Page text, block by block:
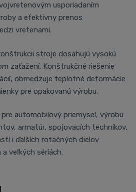
usporiadaním
a efektívny prenos
vretenami.
stroje dosahujú vysokú
zaťažení. Konštrukčné riešenie
obmedzuje teplotné deformácie
pre opakovanú výrobu.
automobilový priemysel, výrobu
armatúr, spojovacích technikov,
i ďalších rotačných dielov
veľkých sériách.